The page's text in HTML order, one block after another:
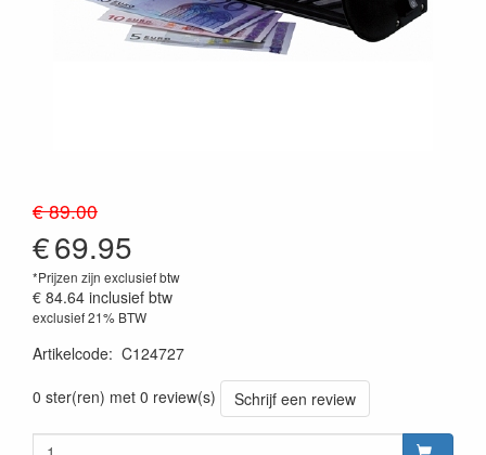
€ 89.00
€69.95
*Prijzen zijn exclusief btw
€ 84.64 inclusief btw
exclusief 21% BTW
Artikelcode: C124727
0 ster(ren) met 0 review(s)
Schrijf een review